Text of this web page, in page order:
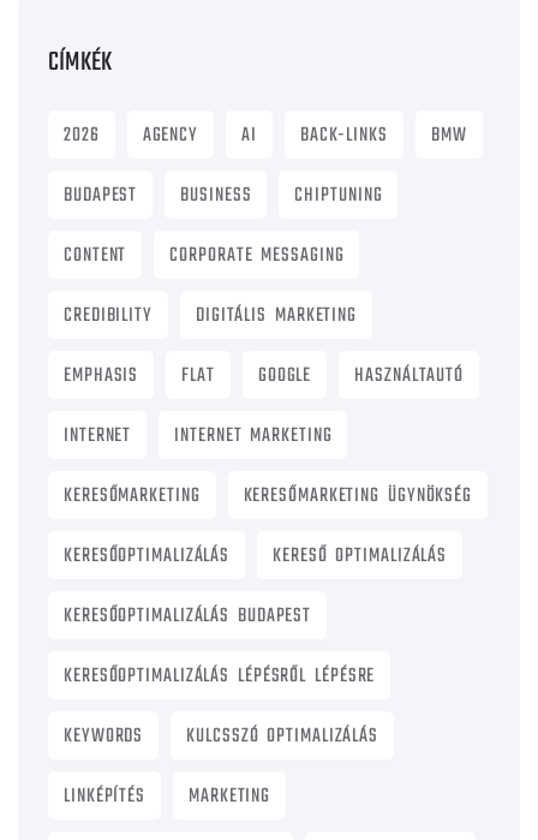
CÍMKÉK
2026 AGENCY AI BACK-LINKS
BMW
BUDAPEST
BUSINESS
CHIPTUNING
CONTENT
CORPORATE MESSAGING
CREDIBILITY
DIGITÁLIS MARKETING
EMPHASIS
FLAT GOOGLE
HASZNÁLTAUTÓ
INTERNET
INTERNET MARKETING
KERESŐMARKETING
KERESŐMARKETING ÜGYNÖKSÉG
KERESŐOPTIMALIZÁLÁS
KERESŐ OPTIMALIZÁLÁS
KERESŐOPTIMALIZÁLÁS BUDAPEST
KERESŐOPTIMALIZÁLÁS LÉPÉSRŐL LÉPÉSRE
KEYWORDS
KULCSSZÓ OPTIMALIZÁLÁS
LINKÉPÍTÉS
MARKETING